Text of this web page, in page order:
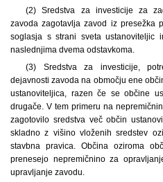
(2) Sredstva za investicije za
zavoda zagotavlja zavod iz presežka
soglasja s strani sveta ustanoviteljic
naslednjima dvema odstavkoma.
(3) Sredstva za investicije,
dejavnosti zavoda na območju ene
ustanoviteljica, razen če se občine
drugače. V tem primeru na
zagotovilo sredstva več občin
skladno z višino vloženih sredstev
stavbna pravica. Občina oziroma
prenesejo nepremičnino za
upravljanje zavodu.